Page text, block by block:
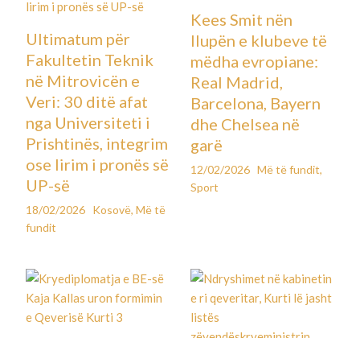
Ultimatum për
Fakultetin Teknik
në Mitrovicën e
Veri: 30 ditë afat
nga Universiteti i
Prishtinës, integrim
ose lirim i pronës së
UP-së
18/02/2026 Kosovë,Më të
fundit
Kees Smit nën
llupën e klubeve të
mëdha evropiane:
Real Madrid,
Barcelona, Bayern
dhe Chelsea në
garë
12/02/2026 Më të fundit,
Sport